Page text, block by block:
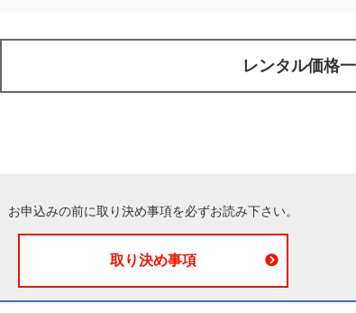
レンタル価格
お申込みの前に取り決め事項を必ずお読み下さい。
取り決め事項